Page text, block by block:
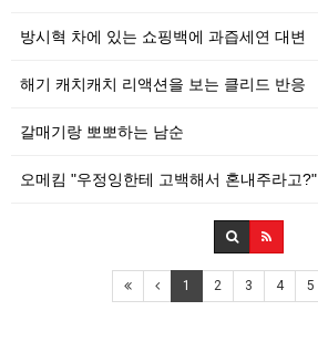
방시혁 차에 있는 쇼핑백에 과즙세연 대변
해기 캐치캐치 리액션을 보는 클리드 반응
갈매기랑 뽀뽀하는 남순
오메킴 "우정잉한테 고백해서 혼내주라고?"
1 2 3 4 5